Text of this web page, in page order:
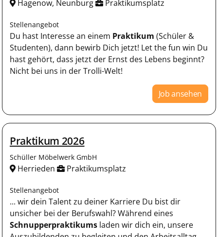
Hagenow, Neunburg Praktikumsplatz
Stellenangebot
Du hast Interesse an einem Praktikum (Schüler &
Studenten), dann bewirb Dich jetzt! Let the fun win Du
hast gehört, dass jetzt der Ernst des Lebens beginnt?
Nicht bei uns in der Trolli-Welt!
Job ansehen
Praktikum 2026
Schüller Möbelwerk GmbH
Herrieden Praktikumsplatz
Stellenangebot
... wir dein Talent zu deiner Karriere Du bist dir
unsicher bei der Berufswahl? Während eines
Schnupperpraktikums laden wir dich ein, unsere